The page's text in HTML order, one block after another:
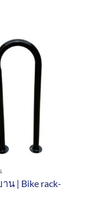
น | Bike rack-